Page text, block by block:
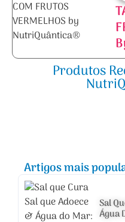
Produtos
Artigos mais
Sal
Água